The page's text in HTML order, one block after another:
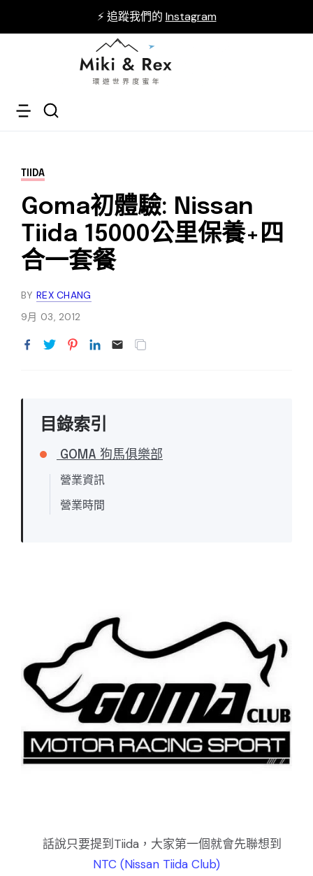
⚡ 追蹤我們的 Instagram
TIIDA
Goma初體驗: Nissan
Tiida 15000公里保養+四
合一套餐
BY REX CHANG
9月 03, 2012
目錄索引
GOMA 狗馬俱樂部
營業資訊
營業時間
話說只要提到Tiida，大家第一個就會先聯想到
NTC (Nissan Tiida Club)